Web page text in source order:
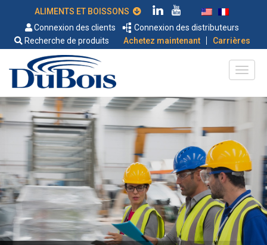
Connexion des clients
Connexion des distributeurs
Recherche de produits
Achetez maintenant | Carrières